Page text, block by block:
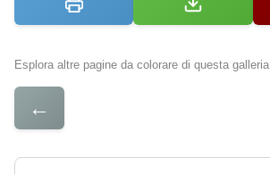
Esplora altre pagine da colorare di questa galleria
←